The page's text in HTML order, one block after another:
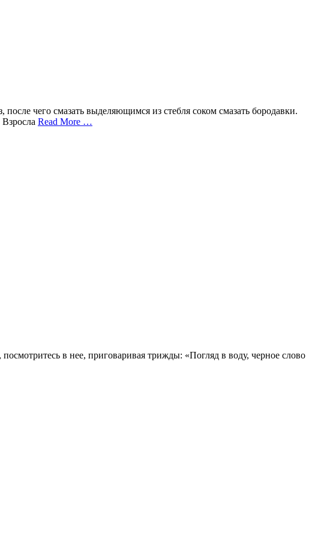
после чего смазать выделяющимся из стебля соком смазать бородавки.
Read More …
в нее, приговаривая трижды: «Погляд в воду, черное слово